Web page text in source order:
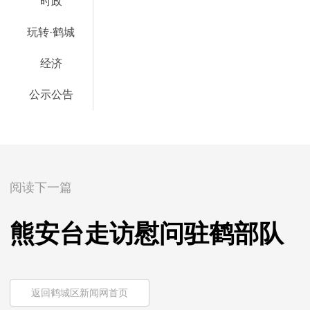
玩转·鹤城
经济
公示公告
阅读下一篇
熊安台走访慰问驻鹤部队
返回鹤城区新闻网首页